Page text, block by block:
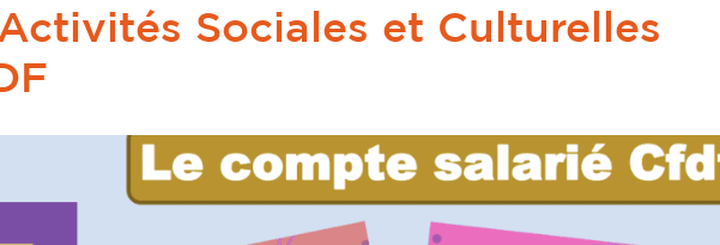
Sociales et Culturelles